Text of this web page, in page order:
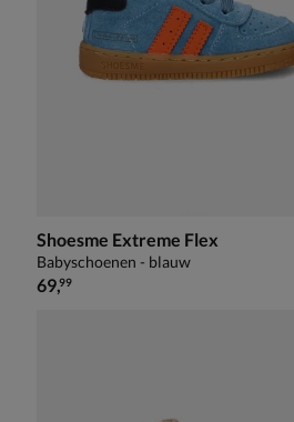
Shoesme Extreme Flex
Babyschoenen - blauw
€ 69,99
69,99